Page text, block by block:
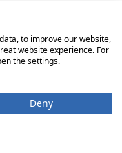
Portuguesa
Direitos do Titular
to improve our website,
website experience. For
the settings.
Deny